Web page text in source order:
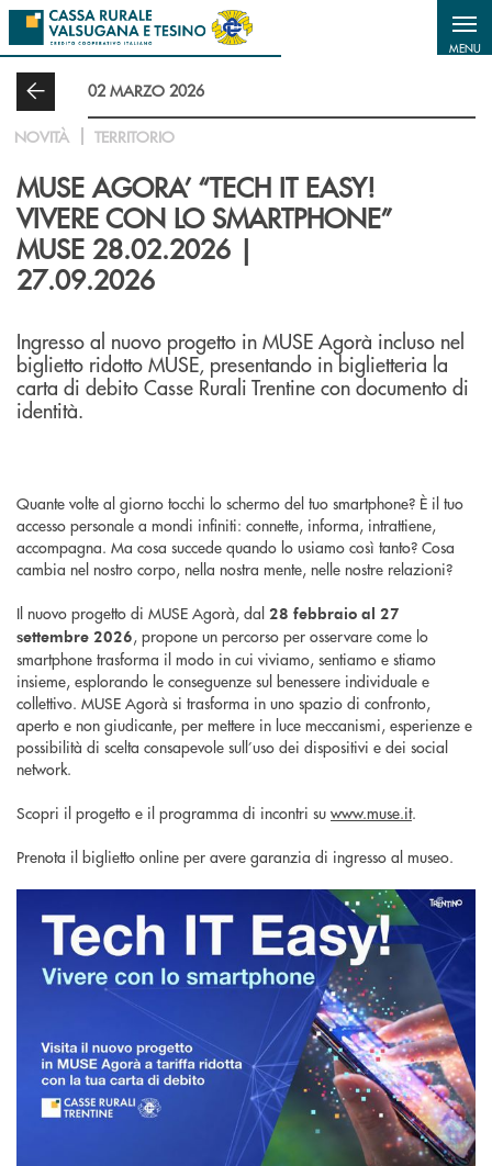
Salta al contenuto principale
MENU
02 MARZO 2026
NOVITÀ TERRITORIO
MUSE AGORA’ “TECH IT EASY!
VIVERE CON LO SMARTPHONE”
MUSE 28.02.2026 |
27.09.2026
Ingresso al nuovo progetto in MUSE Agorà incluso nel
biglietto ridotto MUSE, presentando in biglietteria la
carta di debito Casse Rurali Trentine con documento di
identità.
Quante volte al giorno tocchi lo schermo del tuo smartphone? È il tuo
accesso personale a mondi infiniti: connette, informa, intrattiene,
accompagna. Ma cosa succede quando lo usiamo così tanto? Cosa
cambia nel nostro corpo, nella nostra mente, nelle nostre relazioni?
Il nuovo progetto di MUSE Agorà, dal 28 febbraio al 27
settembre 2026, propone un percorso per osservare come lo
smartphone trasforma il modo in cui viviamo, sentiamo e stiamo
insieme, esplorando le conseguenze sul benessere individuale e
collettivo. MUSE Agorà si trasforma in uno spazio di confronto,
aperto e non giudicante, per mettere in luce meccanismi, esperienze e
possibilità di scelta consapevole sull’uso dei dispositivi e dei social
network.
Scopri il progetto e il programma di incontri su www.muse.it.
Prenota il biglietto online per avere garanzia di ingresso al museo.